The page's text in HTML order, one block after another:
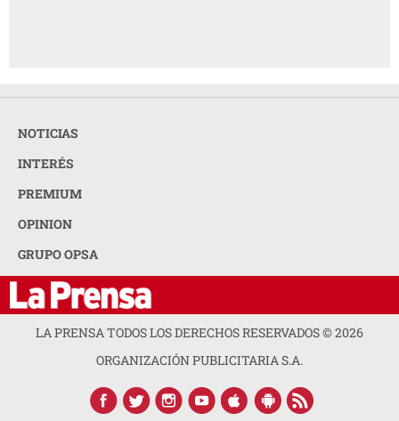
NOTICIAS
INTERÉS
PREMIUM
OPINION
GRUPO OPSA
LA PRENSA TODOS LOS DERECHOS RESERVADOS ©2026
ORGANIZACIÓN PUBLICITARIA S.A.